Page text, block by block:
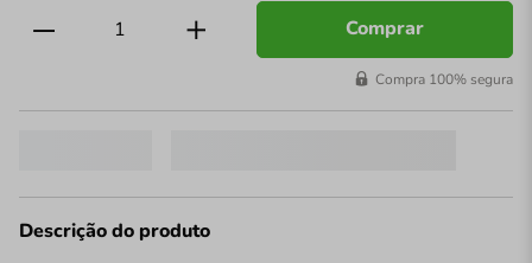
Comprar
Compra 100% segura
Descrição do produto